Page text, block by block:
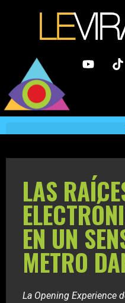
LAS
EN UN
METRO
La Opening Experience